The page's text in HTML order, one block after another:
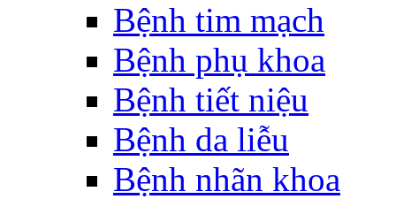
Bệnh tim mạch
Bệnh phụ khoa
Bệnh tiết niệu
Bệnh da liễu
Bệnh nhãn khoa